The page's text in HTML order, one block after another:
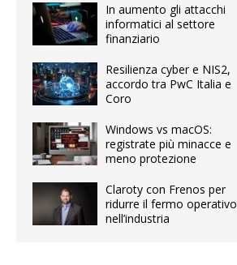
In aumento gli attacchi
informatici al settore
finanziario
Resilienza cyber e NIS2,
accordo tra PwC Italia e
Coro
Windows vs macOS:
registrate più minacce e
meno protezione
Claroty con Frenos per
ridurre il fermo operativo
nell’industria